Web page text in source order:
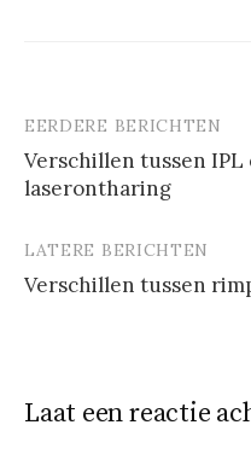
Berichtnavigatie
EERDERE BERICHTEN
Verschillen tussen IPL
laserontharing
LATERE BERICHTEN
Verschillen tussen
Laat een reactie